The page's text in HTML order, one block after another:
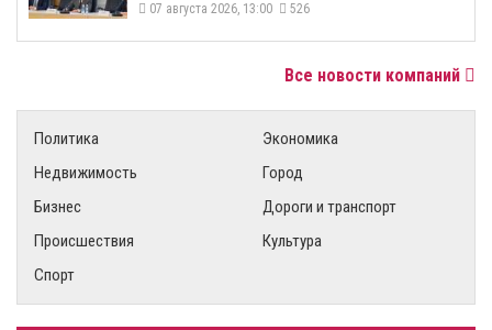
07 августа 2026, 13:00 526
Все новости компаний
Политика
Экономика
Недвижимость
Город
Бизнес
Дороги и транспорт
Происшествия
Культура
Спорт